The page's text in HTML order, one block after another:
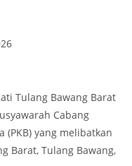
Tulang Bawang Barat
Cabang
(PKB) yang melibatkan
Barat, Tulang Bawang,